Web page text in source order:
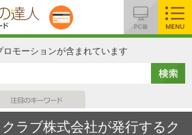
MENU
ロモーションが含まれています
目のキーワード
ラブ株式会社が発行するク